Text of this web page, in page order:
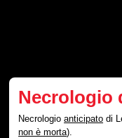
Necrologio
Necrologioanticipato di
non è morta).